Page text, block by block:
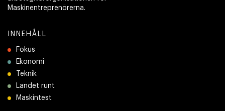
Maskinentreprenörerna.
INNEHÅLL
Fokus
Ekonomi
Teknik
Landet runt
Maskintest